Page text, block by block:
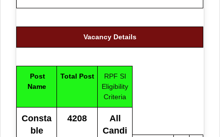
Vacancy Details
Post
Name
Total Post
RPF SI
Eligibility
Criteria
Consta
ble
4208
All
Candi